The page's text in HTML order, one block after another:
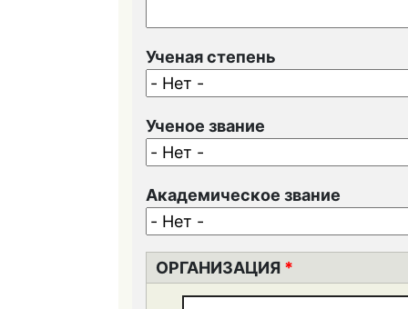
Ученая степень
Ученое звание
Академическое звание
ОРГАНИЗАЦИЯ *